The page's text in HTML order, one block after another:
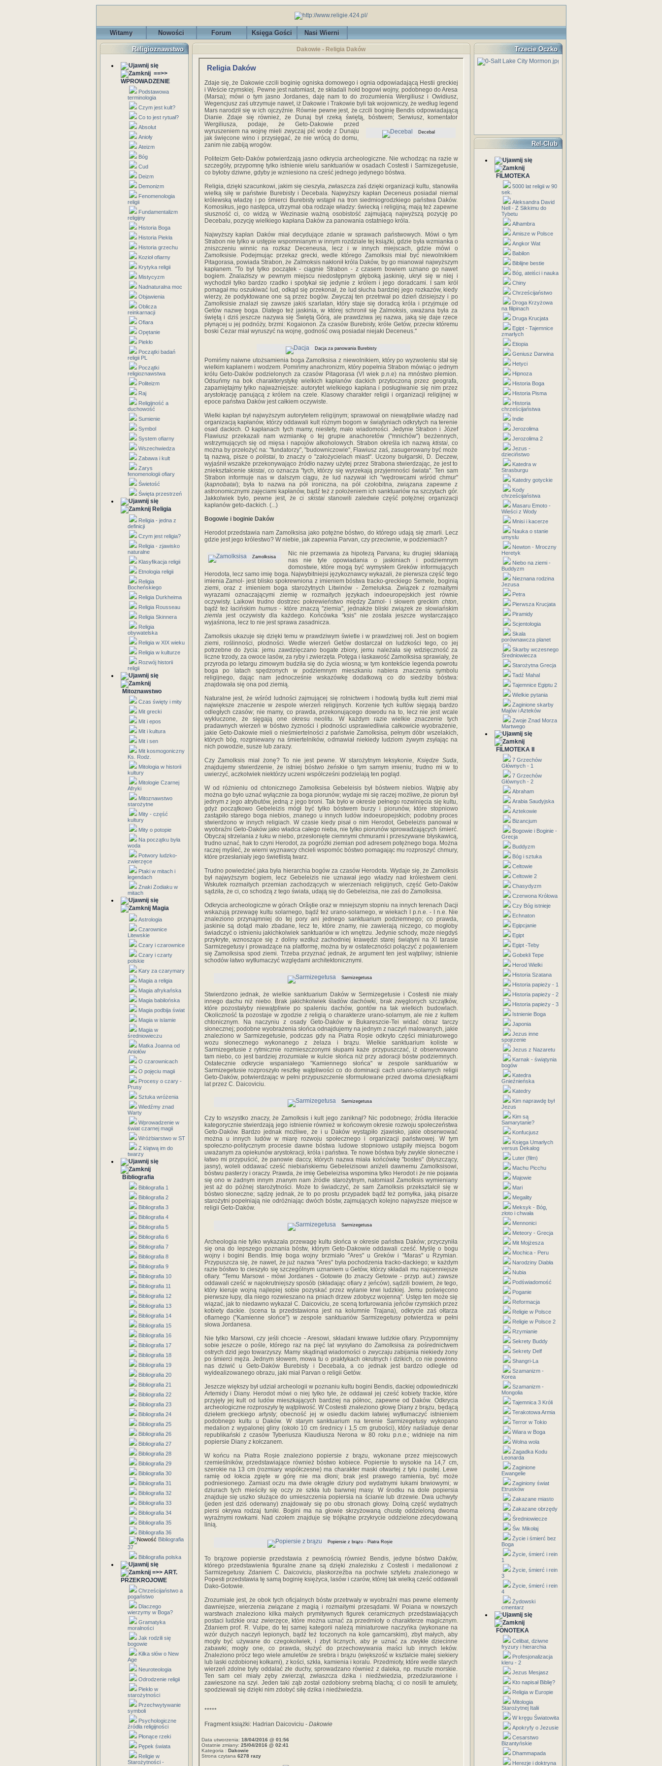
Witamy Nowości Forum Księga Gości Nasi Wierni
Religioznawstwo
==>>
WPROWADZENIE
Podstawowa
terminologia
Czym jest kult?
Co to jest rytuał?
Absolut
Anioły
Ateizm
Bóg
Cud
Deizm
Demonizm
Fenomenologia
religii
Fundamentalizm
religijny
Historia Boga
Historia Piekła
Historia grzechu
Kozioł ofiarny
Krytyka religii
Mistycyzm
Nadnaturalna moc
Objawienia
Oblicza
reinkarnacji
Ofiara
Opętanie
Piekło
Początki badań
religii PL
Początki
religioznawstwa
Politeizm
Raj
Religijność a
duchowość
Sumienie
Symbol
System ofiarny
Wszechwiedza
Zabawa i kult
Zarys
fenomenologii ofiary
Świetość
Święta przestrzeń
Religia
Religia - jedna z
definicji
Czym jest religia?
Religia - zjawisko
naturalne
Klasyfikacja religii
Etnologia religii
Religia
Bocheńskiego
Religia Durkheima
Religia Rousseau
Religia Skinnera
Religia
obywatelska
Religia w XIX wieku
Religia w kulturze
Rozwój historii
religii
Mitoznawstwo
Czas święty i mity
Mit grecki
Mit i epos
Mit i kultura
Mit i sen
Mit kosmogoniczny
Ks. Rodz.
Mitologia w historii
kultury
Mitologie Czarnej
Afryki
Mitoznawstwo
starożytne
Mity - część
kultury
Mity o potopie
Na początku była
woda
Potwory ludzko-
zwierzęce
Ptaki w mitach i
legendach
Znaki Zodiaku w
mitach
Magia
Astrologia
Czarownice
Litewskie
Czary i czarownice
Czary i czarty
polskie
Kary za czarymary
Magia a religia
Magia afrykańska
Magia babilońska
Magia podbija świat
Magia w islamie
Magia w
średniowieczu
Matka Joanna od
Aniołów
O czarownicach
O pojęciu magii
Procesy o czary -
Prusy
Sztuka wróżenia
Wiedźmy znad
Warty
Wprowadzenie w
świat czarnej magii
Wróżbiarstwo w ST
Z klątwą im do
twarzy
Bibliografia
Bibliografia 1
Bibliografia 2
Bibliografia 3
Bibliografia 4
Bibliografia 5
Bibliografia 6
Bibliografia 7
Bibliografia 8
Bibliografia 9
Bibliografia 10
Bibliografia 11
Bibliografia 12
Bibliografia 13
Bibliografia 14
Bibliografia 15
Bibliografia 16
Bibliografia 17
Bibliografia 18
Bibliografia 19
Bibliografia 20
Bibliografia 21
Bibliografia 22
Bibliografia 23
Bibliografia 24
Bibliografia 25
Bibliografia 26
Bibliografia 27
Bibliografia 28
Bibliografia 29
Bibliografia 30
Bibliografia 31
Bibliografia 32
Bibliografia 33
Bibliografia 34
Bibliografia 35
Bibliografia 36
Bibliografia
37
Bibliografia polska
=>> ART.
PRZEKROJOWE
Chrześcijaństwo a
pogaństwo
Dlaczego
wierzymy w Boga?
Gramatyka
moralności
Jak rodzili się
bogowie
Kilka słów o New
Age
Neuroteologia
Odrodzenie religii
Piekło w
starożytności
Przechwytywanie
symboli
Psychologiczne
źródła religijności
Płonące rzeki
Pępek świata
Religie w
Starożytności -
Dakowie - Religia Daków
Religia Daków
Zdaje się, że Dakowie czcili boginię ogniska domowego i ognia odpowiadającą Hestii greckiej
i Weście rzymskiej. Pewne jest natomiast, że składali hołd bogowi wojny, podobnego do Aresa
(Marsa); mówi o tym jasno Jordanes, daję nam to do zrozumienia Wergiliusz i Owidiusz,
Wegencjusz zaś utrzymuje nawet, iż Dakowie i Trakowie byli tak wojowniczy, że według legend
Mars narodził się w ich ojczyźnie. Równie pewne jest, że czcili boginię Bendis odpowiadającą
Dianie. Zdaje się również, że Dunaj był rzeką świętą, bóstwem; Serwiusz, komentator
Wergiliusza,
Decebal
podaje, że Geto-Dakowie przed
wyruszeniem na wojnę mieli zwyczaj pić wodę z Dunaju
jak święcone wino i przysięgać, że nie wrócą do domu,
zanim nie zabiją wrogów.
Politeizm Geto-Daków potwierdzają jasno odkrycia archeologiczne. Nie wchodząc na razie w
szczegóły, przypomnę tylko istnienie wielu sanktuariów w osadach Costesti i Sarmizegetusie,
co byłoby dziwne, gdyby je wzniesiono na cześć jednego jedynego bóstwa.
Religia, dzięki szacunkowi, jakim się cieszyła, zwłaszcza zaś dzięki organizacji kultu, stanowiła
wielką siłę w państwie Burebisty i Decebala. Najwyższy kapłan Deceneus posiadał niemal
królewską władzę i po śmierci Burebisty wstąpił na tron siedmiogrodzkiego państwa Daków.
Komosikus, jego następca, utrzymał oba rodzaje władzy: świecką i religijną; mają też zapewne
słuszność ci, co widzą w Wezinasie ważną osobistość zajmującą najwyższą pozycję po
Decebalu, pozycję wielkiego kapłana Daków za panowania ostatniego króla.
Najwyższy kapłan Daków miał decydujące zdanie w sprawach państwowych. Mówi o tym
Strabon nie tylko w ustępie wspomnianym w innym rozdziale tej książki, gdzie była wzmianka o
zniszczeniu winnic na rozkaz Deceneusa, lecz i w innych miejscach, gdzie mówi o
Zamolksisie. Podejmując przekaz grecki, wedle którego Zamolksis miał być niewolnikiem
Pitagorasa, powiada Strabon, że Zalmoksis nakłonił króla Daków, by go mianował najwyższym
kapłanem. "To był tylko początek - ciągnie Strabon - z czasem bowiem uznano go nawet
bogiem. Znalazłszy w pewnym miejscu niedostępnym głęboką jaskinię, ukrył się w niej i
wychodził tylko bardzo rzadko i spotykał się jedynie z królem i jego doradcami. I sam król
pomagał mu oszukiwać lud, odkąd się przekonał, że lud słucha bardziej jego rozkazów, kiedy
wierzy, że podyktowane one są przez bogów. Zwyczaj ten przetrwał po dzień dzisiejszy i po
Zamolksisie znalazł się zawsze jakiś szarlatan, który staje się doradcą króla i przyjmuje od
Getów nazwę boga. Dlatego też jaskinia, w której schronił się Zalmoksis, uważana była za
świętą i dziś jeszcze nazywa się Świętą Górą, ale prawdziwa jej nazwa, jaką się daje rzece
płynącej u jej podnóży, brzmi: Kogaionon. Za czasów Burebisty, króle Getów, przeciw któremu
boski Cezar miał wyruszyć na wojnę, godność ową posiadał niejaki Deceneus."
Dacja za panowania Burebisty
Pomińmy naiwne utożsamienia boga Zamolksisa z niewolnikiem, który po wyzwoleniu stał się
wielkim kapłanem i wodzem. Pomińmy anachronizm, który popełnia Strabon mówiąc o jednym
królu Geto-Daków podzielonych za czasów Pitagorasa (VI wiek p.n.e) na mnóstwo plemion.
Odsuńmy na bok charakterystykę wielkich kapłanów dackich przytoczoną przez geografa,
zapamiętajmy tylko najważniejsze: autorytet wielkiego kapłana i posługiwanie się nim przez
arystokrację panującą z królem na czele. Klasowy charakter religii i organizacji religijnej w
epoce państwa Daków jest całkiem oczywiste.
Wielki kapłan był najwyższym autorytetem religijnym; sprawował on niewątpliwie władzę nad
organizacją kapłanów, którzy oddawali kult różnym bogom w świątyniach odkrytych na terenie
osad dackich. O kapłanach tych mamy, niestety, mało wiadomości. Jedynie Strabon i Józef
Flawiusz przekazali nam wzmiankę o tej grupie anachoretów ("mnichów") bezżennych,
wstrzymujących się od mięsa i napojów alkoholowych. Strabon określa ich nazwą ktistai, co
można by przełożyć na: "fundatorzy", "budowniczowie", Flawiusz zaś, zasugerowany być może
tą nazwą, pisze opolistai, to znaczy o "założycielach miast". Uczony bułgarski, D. Deczew,
wyjaśnił wszakże przekonywająco źródło nazwy użytej przez Strabona stwierdzając, że jest to
zniekształcenie skistai, co oznacza "tych, którzy się wyrzekają przyjemności świata". Ten sam
Strabon informuje nas w dalszym ciągu, że lud nazywał ich "wędrowcami wśród chmur"
(kapnobatai); była to nazwa na pół ironiczna, na pół czołobitna, związana zapewne z
astronomicznymi zajęciami kapłanów, bądź też z położeniem ich sanktuariów na szczytach gór.
Jakkolwiek było, pewne jest, że ci skistaistanowili zaledwie część potężnej organizacji
kapłanów geto-dackich. (...)
Bogowie i boginie Daków
Herodot przedstawia nam Zamolksisa jako potężne bóstwo, do którego udają się zmarli. Lecz
gdzie jest jego królestwo? W niebie, jak zapewnia Parvan, czy przeciwnie, w podziemiach?
Zamolksisa
Nic nie przemawia za hipotezą Parvana; ku drugiej skłaniają
nas nie tyle opowiadania o jaskiniach i podziemnym
domostwie, które mogą być wymysłem Greków informujących
Herodota, lecz samo imię boga. Najwybitniejsi językoznawcy wykazali, że pierwsza część tego
imienia Zamol- jest blisko spokrewniona z imieniem bóstwa tracko-greckiego Semele, boginią
ziemi, oraz z imieniem boga starożytnych Litwinów - Zemeluksa. Związek z rozmaitymi
wyrazami oznaczającymi ziemię w rozmaitych językach indoeuropejskich jest równie
oczywisty. Laikowi trudno dostrzec pokrewieństwo między Zamol- i słowem greckim chton,
bądź też łacińskim humus- które znaczą "ziemia", jednakże bliski związek ze słowiańskim
ziemlajest oczywisty dla każdego. Końcówka "ksis" nie została jeszcze wystarczająco
wyjaśniona, lecz to nie jest sprawa zasadnicza.
Zamolksis ukazuje się dzięki temu w prawdziwym świetle i w prawdziwej roli. Jest on bogiem
ziemi, roślinności, płodności. Wedle wierzeń Getów dostarczał on ludzkości tego, co jej
potrzebne do życia: jemu zawdzięczano bogate zbiory, jemu należała się wdzięczność za
liczne trzody, za owoce lasów, za ryby i zwierzęta. Potęga i łaskawość Zamolksisa sprawiały, że
przyroda po letargu zimowym budziła się do życia wiosną; w tym kontekście legenda powrotu
boga po latach spędzonych w podziemnym mieszkaniu nabiera znaczenia symbolu
religijnego, dając nam jednocześnie wskazówkę dodatkową co do siedziby bóstwa:
znajdowała się ona pod ziemią.
Naturalne jest, że wśród ludności zajmującej się rolnictwem i hodowlą bydła kult ziemi miał
największe znaczenie w zespole wierzeń religijnych. Korzenie tych kultów sięgają bardzo
odległych czasów; nie mamy, co prawda, przekonującego dowodu na to, lecz nie jest wcale
wykluczone, że sięgają one okresu neolitu. W każdym razie wielkie znaczenie tych
pradawnych wierzeń w bóstwo żyzności i płodności usprawiedliwia całkowicie wyobrażenie,
jakie Geto-Dakowie mieli o nieśmiertelności z państwie Zamolksisa, pełnym dóbr wszelakich,
których bóg, rozgniewany na śmiertelników, odmawiał niekiedy ludziom żywym zsyłając na
nich powodzie, susze lub zarazy.
Czy Zamolksis miał żonę? To nie jest pewne. W starożytnym leksykonie, Księdze Suda,
znajdujemy stwierdzenie, że istniej bóstwo żeńskie o tym samym imieniu; trudno mi w to
uwierzyć, aczkolwiek niektórzy uczeni współcześni podzielają ten pogląd.
W od różnieniu od chtonicznego Zamolksisa Gebeleisis był bóstwem niebios. Wątpię aby
można go było uznać wyłącznie za boga piorunów; wydaje mi się raczej możliwe, że piorun był
jednym z jego atrybutów, jedną z jego broni. Tak było w okresie pełnego rozwinięcia się kultu,
gdyż początkowo Gebeleizis mógł być tylko bóstwem burzy i piorunów, które stopniowo
zastąpiło starego boga niebios, znanego u innych ludów indoeuropejskich; podobny proces
stwierdzono w innych religiach. W czasie kiedy pisał o nim Herodot, Gebeleizis panował w
wyobraźni Geto-Daków jako władca całego nieba, nie tylko piorunów sprowadzających śmierć.
Obyczaj strzelania z łuku w niebo, przesłonięte ciemnymi chmurami i przeszywane błyskawicą,
trudno uznać, hak to czyni Herodot, za pogróżki ziemian pod adresem potężnego boga. Można
raczej myśleć, że wierni wyznawcy chcieli wspomóc bóstwo pomagając mu rozproszyć chmury,
które przesłaniały jego świetlistą twarz.
Trudno powiedzieć jaka była hierarchia bogów za czasów Herodota. Wydaje się, że Zamolksis
był najwyższym bogiem, lecz Gebeleizis nie uznawał jego władzy nad królestwem cieni.
Wskutek rozmaitych przemian zachodzących w wierzeniach religijnych, część Geto-Daków
sądziła, że ci, co schodzą z tego świata, udają się do Gebeleizisa, nie zaś do Zamolksisa.
Odkrycia archeologiczne w górach Orăştie oraz w mniejszym stopniu na innych terenach Dacji
wskazują przewagę kultu solarnego, bądź też urano-solarnego, w wiekach I p.n.e. - I n.e. Nie
znaleziono przynajmniej do tej pory ani jednego sanktuarium podziemnego; co prawda,
jaskinie są dotąd mało zbadane, lecz te, które znamy, nie zawierają niczego, co mogłoby
świadczyć o istnieniu jakichkolwiek sanktuariów w ich wnętrzu. Jedynie schody, może niegdyś
przykryte, wznoszące się z doliny wzdłuż zachodniej krawędzi starej świątyni na XI tarasie
Sarmizegetusy i prowadzące na platformę, można by w ostateczności połączyć z pojawieniem
się Zamolksisa spod ziemi. Trzeba przyznać jednak, że argument ten jest wątpliwy; istnienie
schodów łatwo wytłumaczyć względami architektonicznymi.
Sarmizegetusa
Stwierdzono jednak, że wielkie sanktuarium Daków w Sermizegetusie i Costesti nie miały
innego dachu niż niebo. Brak jakichkolwiek śladów dachówki, brak zwęglonych szczątków,
które pozostałyby niewątpliwie po spaleniu dachów, gontów na tak wielkich budowlach.
Okoliczność ta pozostaje w zgodzie z religią o charakterze urano-solarnym, ale nie z kultem
chtonicznym. Na naczyniu z osady Geto-Daków w Bukareszcie-Tei widać obraz tarczy
słonecznej; podobne wyobrażenia słońca odnajdujemy na jednym z naczyń malowanych, jakie
znaleziono w Sarmizegetusie, podczas gdy na Piatra Roșie odkryto części miniaturowego
wozu słonecznego wykonanego z żelaza i brązu. Wielkie sanktuarium koliste w
Sarmizegetusie z rytmicznie rozmieszczonymi słupami każe przypuszczać, iż obserwowano
tam niebo, co jest bardziej zrozumiałe w kulcie słońca niż przy adoracji bóstw podziemnych.
Ostatecznie odkrycie wspaniałego "Kamiennego słońca" w zespole sanktuariów w
Sarmizegetusie rozproszyło resztkę wątpliwości co do dominacji cach urano-solarnych religii
Geto-Daków, potwierdzając w pełni przypuszczenie sformułowane przed dwoma dziesiątkami
lat przez C. Daicoviciu.
Sarmizegetusa
Czy to wszystko znaczy, że Zamolksis i kult jego zaniknął? Nic podobnego; źródła literackie
kategorycznie stwierdzają jego istnienie również w końcowym okresie rozwoju społeczeństwa
Geto-Daków. Bardzo jednak możliwe, że i u Daków wystąpiło zjawisko, jakie obserwować
można u innych ludów w miarę rozwoju społecznego i organizacji państwowej. W tym
społeczno-politycznym procesie dawne bóstwa ludowe stopniowo ustąpiły miejsca bogom
uważanym za opiekunów arystokracji, króla i państwa. Te nowe bóstwa były zwykle słoneczne i
łatwo mi przypuścić, że panowie daccy, których nazwa miała końcówkę "bostes" (błyszczący,
jasny), woleli oddawać cześć niebiańskiemu Gebeleizisowi aniżeli dawnemu Zamolksisowi,
bóstwu pasterzy i oraczy. Prawda, że imię Gebeleizisa wspomina tylko Herodot i że nie pojawia
się ono w żadnym innym znanym nam źródle starożytnym, natomiast Zamolksis wymieniany
jest aż do późnej starożytności. Może to świadczyć, że sam Zamolksis przekształcił się w
bóstwo słoneczne; sądzę jednak, że to po prostu przypadek bądź też pomyłka, jaką pisarze
starożytni popełniają nie odróżniając dwóch bóstw, zajmujących kolejno najwyższe miejsce w
religii Geto-Daków.
Sarmizegetusa
Archeologia nie tylko wykazała przewagę kultu słońca w okresie państwa Daków; przyczyniła
się ona do lepszego poznania bóstw, którym Geto-Dakowie oddawali cześć. Myślę o bogu
wojny i bogini Bendis. Imię boga wojny brzmiało "Ares" u Greków i "Maras" u Rzymian.
Przypuszcza się, że nawet, że już nazwa "Ares" była pochodzenia tracko-dackiego; w każdym
razie bóstwo to cieszyło się szczególnym uznaniem u Getów, którzy składali mu najcenniejsze
ofiary. "Temu Marsowi - mówi Jordanes - Gotowie (to znaczy Getowie - przyp. aut.) zawsze
oddawali cześć w najokrutniejszy sposób (składając ofiary z jeńców), sądzili bowiem, że tego,
który kieruje wojną najlepiej sobie pozyskać przez wylanie krwi ludzkiej. Jemu poświęcono
pierwsze łupy, dla niego rozwieszano na pniach drzew zdobycz wojenną". Ustęp ten może się
wiązać, jak to niedawno wykazał C. Daicoviciu, ze sceną torturowania jeńców rzymskich przez
kobiety dackie. (scena ta przedstawiona jest na kolumnie Trajana), odkrycie zaś ołtarza
ofiarnego ("Kamienne słońce") w zespole sanktuariów Sarmizegetusy potwierdza w pełni
słowa Jordanesa.
Nie tylko Marsowi, czy jeśli chcecie - Aresowi, składani krwawe ludzkie ofiary. Przypomnijmy
sobie jeszcze o pośle, którego raz na pięć lat wysyłano do Zamolksisa za pośrednictwem
ostrych dzid jego towarzyszy. Mamy skądinąd wiadomości o zwyczaju zabijania niekiedy żony
po śmierci męża. Jednym słowem, mowa tu o praktykach okrutnych i dzikich, co nie powinno
nas dziwić u Geto-Daków Burebisty i Decebala, a co jednak jest bardzo odległe od
wyidealizowanego obrazu, jaki miał Parvan o religii Getów.
Jeszcze większy był udział archeologii w poznaniu kultu bogini Bendis, dackiej odpowiedniczki
Artemidy i Diany. Herodot mówi o niej tylko tyle, że oddawał jej cześć kobiety trackie, które
przyjęły jej kult od ludów mieszkających bardziej na północ, zapewne od Daków. Odkrycia
archeologiczne rozproszyły tę wątpliwość. W Costesti znaleziono głowę Diany z brązu, będącą
dziełem greckiego artysty; obecność jej w osiedlu dackim łatwiej wytłumaczyć istnieniem
podobnego kultu u Daków. W starym sanktuarium na terenie Sarmizegetusy wykopano
medalion z wypalonej gliny (około 10 cm średnicy i 1,5 cm grubości), który naśladuje denar
republikański z czasów Tyberiusza Klaudiusza Nerona w 80 roku p.n.e.; widnieje na nim
popiersie Diany z kołczanem.
W końcu na Piatra Roșie znaleziono popiersie z brązu, wykonane przez miejscowych
rzemieślników, przedstawiające również bóstwo kobiece. Popiersie to wysokie na 14,7 cm,
szerokie na 13 cm (rozmiary współczesne) ma charakter maski otwartej z tyłu i pustej. Lewe
ramię od łokcia zgięte w górę nie ma dłoni; brak jest prawego ramienia, być może
podniesionego. Zamiast oczu ma dwie okrągłe dziury pod wydatnymi łukami brwiowymi; w
dziurach tych mieściły się oczy ze szkła lub barwnej masy. W środku na dole popiersia
znajduje się uszko służące do umieszczenia popiersia na ścianie lub drzewie. Dwa uchwyty
(jeden jest dziś oderwany) znajdowały się po obu stronach głowy. Dolną część wydatnych
piersi okrywa rodzaj tuniki. Bogini ma na głowie skrzyżowaną chustę oddzieloną dwoma
wyraźnymi rowkami. Nad czołem znajduje się trójkątne przykrycie oddzielone zdecydowaną
linią.
Popiersie z brązu - Piatra Roșie
To brązowe popiersie przedstawia z pewnością również Bendis, jedyne bóstwo Daków,
którego przedstawienia figuralne znane są dzięki znalezisku z Costesti i medalionowi z
Sarmizegetusy. Zdaniem C. Daicoviciu, płaskorzeźba na pochwie sztyletu znalezionego w
Popesti przedstawia tę samą boginię księżyca, lasów i czarów, której tak wielką cześć oddawali
Dako-Gotowie.
Zrozumiałe jest, że obok tych oficjalnych bóstw przetrwały w wyobraźni mas pewne elementy
dawniejsze, wierzenia związane z magią i rozmaitymi przesądami. W Poiana w nowszych
warstwach znaleziono kilka małych prymitywnych figurek ceramicznych przedstawiających
postaci ludzkie oraz zwierzęce, które można uznać za przedmioty o charakterze magicznym.
Zdaniem prof. R. Vulpe, do tej samej kategorii należą miniaturowe naczyńka (wykonane na
wzór dużych naczyń lepionych, bądź też toczonych na kole garncarskim), zbyt małych, aby
mogły być używane do czegokolwiek, i zbyt licznych, aby je uznać za zwykłe dziecinne
zabawki; mogły one, co prawda, służyć do przechowywania maści lub innych leków.
Znaleziono prócz tego wiele amuletów ze srebra i brązu (większość w kształcie małej siekiery
lub laski ozdobionej kołkami), z kości, szkła, kamienia i koralu. Przedmioty, które wedle starych
wierzeń zdolne były oddalać złe duchy, sprowadzano również z daleka, np. muszle morskie.
Ten sam cel miały zęby zwierząt, zwłaszcza dzika i niedźwiedzia, przedziurawione i
zawieszone na szyi. Jeden taki ząb został ozdobiony srebrną blachą; ci co nosili te amulety,
spodziewali się dzięki nim zdobyć siłę dzika i niedźwiedzia.
*****
Fragment książki: Hadrian Daicoviciu - Dakowie
Data utworzenia: 18/04/2016 @ 01:56
Ostatnie zmiany: 25/04/2016 @ 02:41
Kategoria : Dakowie
Strona czytana 6278 razy
Trzecie Oczko
Rel-Club
FILMOTEKA
5000 lat religii w 90
sek.
Aleksandra David
Nell - Z Sikkimu do
Tybetu
Alhambra
Amisze w Polsce
Angkor Wat
Babilon
Biblijne bestie
Bóg, ateiści i nauka
Chiny
Chrześcijaństwo
Droga Krzyżowa
na filipinach
Druga Krucjata
Egipt - Tajemnice
zmarłych
Etiopia
Geniusz Darwina
Hetyci
Hipnoza
Historia Boga
Historia Pisma
Historia
chrześcijaństwa
Indie
Jerozolima
Jerozolima 2
Jezus -
dzieciństwo
Katedra w
Strasburgu
Katedry gotyckie
Kody
chrześcijaństwa
Masaru Emoto -
Wieści z Wody
Mnisi i kacerze
Nauka o stanie
umyslu
Newton - Mroczny
Heretyk
Niebo na ziemi -
Buddyzm
Nieznana rodzina
Jezusa
Petra
Pierwsza Krucjata
Piramidy
Scjentologia
Skala
porównawcza planet
Skarby wczesnego
Średniowiecza
Starożytna Grecja
Tadź Mahal
Tajemnice Egiptu 2
Wielkie pytania
Zaginione skarby
Majów i Azteków
Zwoje Znad Morza
Martwego
FILMOTEKA II
7 Grzechów
Głównych - 1
7 Grzechów
Głównych - 2
Abraham
Arabia Saudyjska
Aztekowie
Bizancjum
Bogowie i Boginie -
Grecja
Buddyzm
Bóg i sztuka
Celtowie
Celtowie 2
Chasydyzm
Czerwona Królowa
Czy Bóg istnieje
Echnaton
Egipcjanie
Egipt
Egipt -Teby
Gobekli Tepe
Herod Wielki
Historia Szatana
Historia papieży - 1
Historia papieży - 2
Historia papieży - 3
Istnienie Boga
Japonia
Jezus inne
spojrzenie
Jezus z Nazaretu
Karnak - świątynia
bogów
Katedra
Gnieźnieńska
Katedry
Kim naprawdę był
Jezus
Kim są
Samarytanie?
Konfucjusz
Księga Umarłych
versus Dekalog
Luter (film)
Machu Picchu
Majowie
Mari
Megality
Meksyk - Bóg,
złoto i chwała
Mennonici
Meteory - Grecja
Mit Mojżesza
Mochica - Peru
Narodziny Diabła
Nubia
Podświadomość
Poganie
Reformacja
Religie w Polsce
Religie w Polsce 2
Rzymianie
Sekrety Buddy
Sekrety Delf
Shangri-La
Szamanizm -
Korea
Szamanizm -
Mongolia
Tajemnica 3 Króli
Terakotowa Armia
Terror w Tokio
Wiara w Boga
Wolna wola
Zagadka Kodu
Leonarda
Zaginione
Ewangelie
Zaginiony świat
Etrusków
Zakazane miasto
Zakazane obrzędy
Średniowiecze
Św. Mikołaj
Życie i śmierć bez
Boga
Życie, śmierć i rein
1
Życie, śmierć i rein
3
Życie, śmierć i rein
4
Żydowski
cmentarz
FONOTEKA
Celibat, dziwne
fryzury i hierarchia
Profesjonalizacja
kleru - 2
Jezus Mesjasz
Kto napisał Biblię?
Religia w Europie
Mitologia
Starożytnej Italii
W kręgu Światowita
Apokryfy o Jezusie
Cesarstwo
Bizantyńskie
Dhammapada
Herezje i doktryna